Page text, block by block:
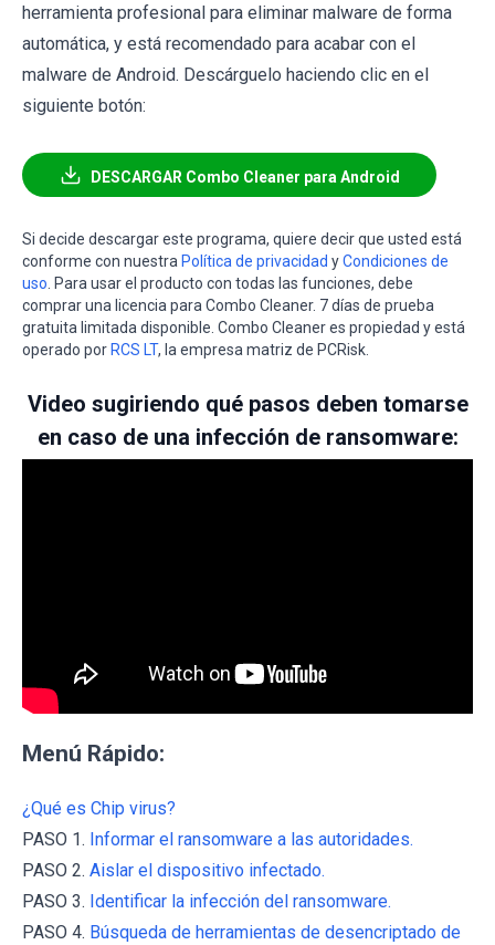
herramienta profesional para eliminar malware de forma
automática, y está recomendado para acabar con el
malware de Android. Descárguelo haciendo clic en el
siguiente botón:
DESCARGAR Combo Cleaner para Android
Si decide descargar este programa, quiere decir que usted está
conforme con nuestra Política de privacidad yCondiciones de
uso. Para usar el producto con todas las funciones, debe
comprar una licencia para Combo Cleaner. 7 días de prueba
gratuita limitada disponible. Combo Cleaner es propiedad y está
operado por RCS LT, la empresa matriz de PCRisk.
Video sugiriendo qué pasos deben tomarse
en caso de una infección de ransomware:
Menú Rápido:
¿Qué es Chip virus?
PASO 1. Informar el ransomware a las autoridades.
PASO 2. Aislar el dispositivo infectado.
PASO 3. Identificar la infección del ransomware.
PASO 4. Búsqueda de herramientas de desencriptado de